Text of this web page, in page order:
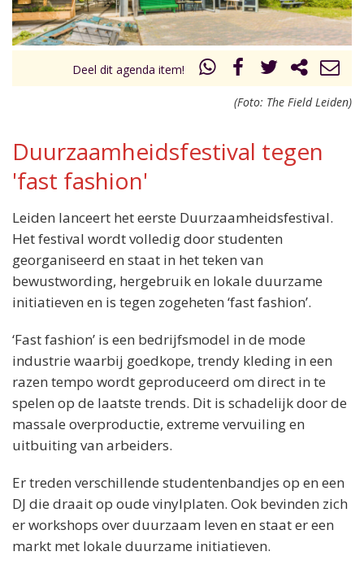
Deel dit agenda item!
(Foto: The Field Leiden)
The Field
Stationsplein 25
Leiden
Wanneer:
Zondag 14 juni van 12.00 tot 17.00 uur
Gratis
Duurzaamheidsfestival tegen
'fast fashion'
Leiden lanceert het eerste Duurzaamheidsfestival.
Het festival wordt volledig door studenten
georganiseerd en staat in het teken van
bewustwording, hergebruik en lokale duurzame
initiatieven en is tegen zogeheten ‘fast fashion’.
‘Fast fashion’ is een bedrijfsmodel in de mode
industrie waarbij goedkope, trendy kleding in een
razen tempo wordt geproduceerd om direct in te
spelen op de laatste trends. Dit is schadelijk door de
massale overproductie, extreme vervuiling en
uitbuiting van arbeiders.
Er treden verschillende studentenbandjes op en een
DJ die draait op oude vinylplaten. Ook bevinden zich
er workshops over duurzaam leven en staat er een
markt met lokale duurzame initiatieven.